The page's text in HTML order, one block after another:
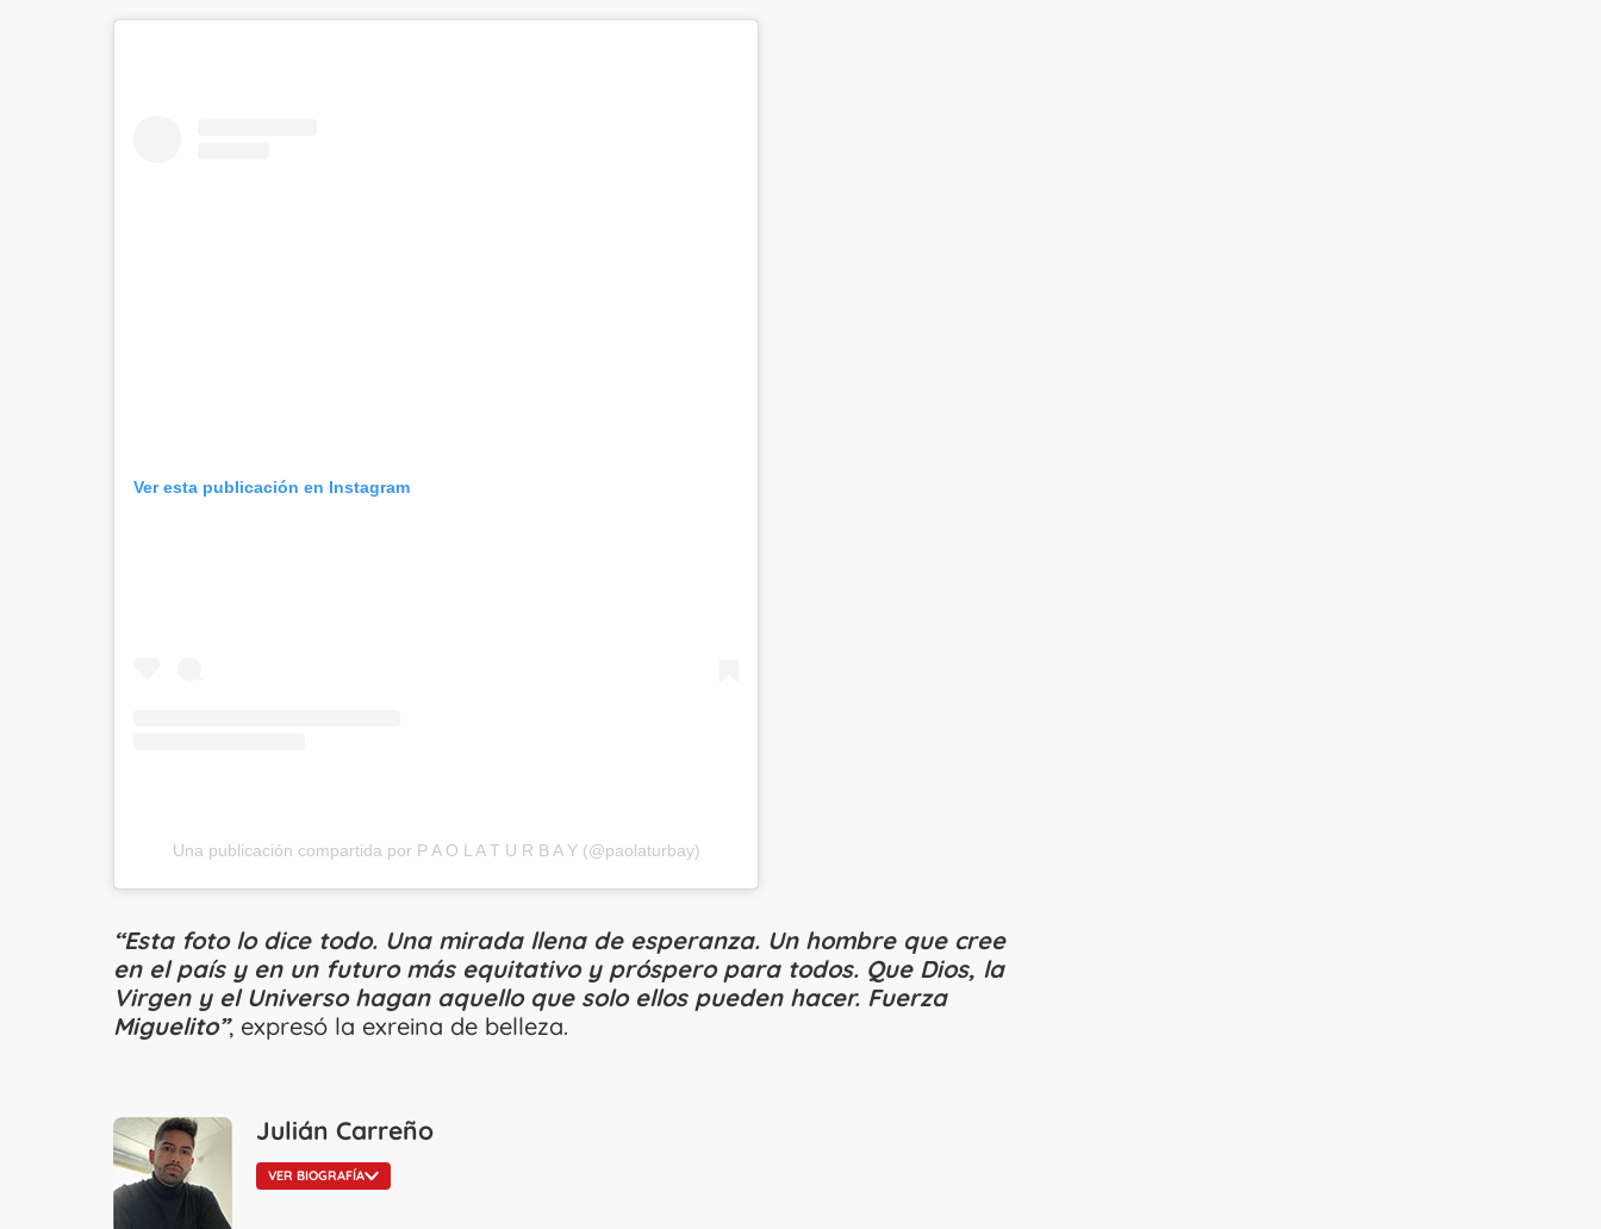
Ver esta publicación en Instagram
Una publicación compartida por P A O L A T U R B A Y (@paolaturbay)
“Esta foto lo dice todo. Una mirada llena de esperanza. Un hombre que cree
en el país y en un futuro más equitativo y próspero para todos. Que Dios, la
Virgen y el Universo hagan aquello que solo ellos pueden hacer. Fuerza
Miguelito”, expresó la exreina de belleza.
Julián Carreño
VER BIOGRAFÍA